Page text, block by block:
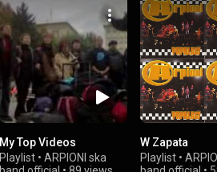
My Top Videos
Playlist • ARPIONI ska
W Zapata
Playlist •